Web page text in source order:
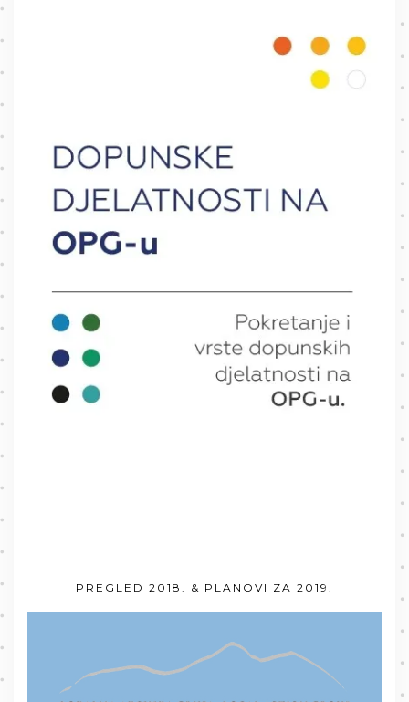
PREGLED 2018. & PLANOVI ZA 2019.